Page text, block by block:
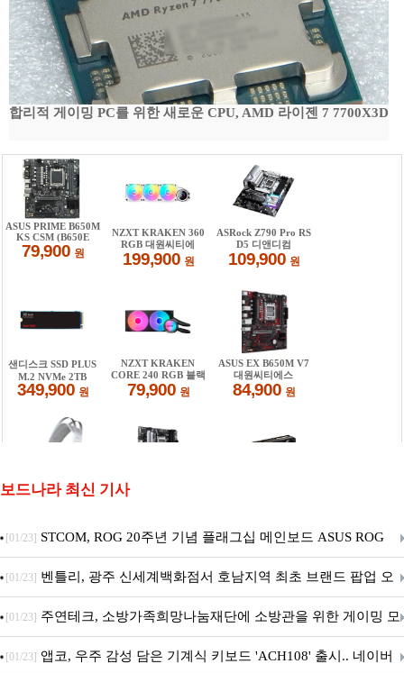
합리적 게이밍 PC를 위한 새로운 CPU, AMD 라이젠 7 7700X3D
보드나라 최신 기사
[01/23] STCOM, ROG 20주년 기념 플래그십 메인보드 ASUS ROG
Crosshair X870E EDITION 20 국내 출시 예정
[01/23] 벤틀리, 광주 신세계백화점서 호남지역 최초 브랜드 팝업 오
픈
[01/23] 주연테크, 소방가족희망나눔재단에 소방관을 위한 게이밍 모
니터·스마트 펫 침대 기부
[01/23] 앱코, 우주 감성 담은 기계식 키보드 'ACH108' 출시.. 네이버